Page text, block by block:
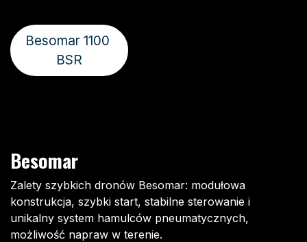
Besomar 1100
BSR
Besomar
Zalety szybkich dronów Besomar: modułowa
konstrukcja, szybki start, stabilne sterowanie i
unikalny system hamulców pneumatycznych,
możliwość napraw w terenie.